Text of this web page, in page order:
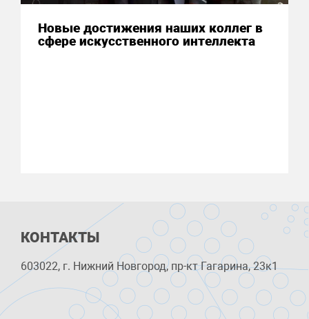
Новые достижения наших коллег в
сфере искусственного интеллекта
КОНТАКТЫ
603022, г. Нижний Новгород, пр-кт Гагарина, 23к1